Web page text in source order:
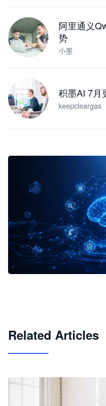
阿里通义
势
小墨
积墨AI 7月
keepcleargas
Related Articles